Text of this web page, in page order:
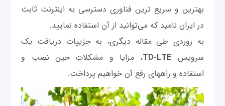
بهترین و سریع ترین فناوری دسترسی به اینترنت ثابت
در ایران نامید که می‌توانید از آن استفاده نمایید.
به زوردی طی مقاله دیگری، به جزییات دریافت یک
سرویس TD-LTE، مزایا و مشکلات حین نصب و
استفاده و راههای رفع آن خواهیم پرداخت.